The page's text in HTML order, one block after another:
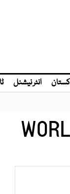
انٹر نیشنل